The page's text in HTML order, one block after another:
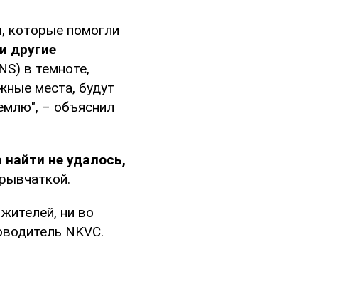
которые помогли
другие
в темноте,
места, будут
– объяснил
не удалось,
ни во
NKVC.